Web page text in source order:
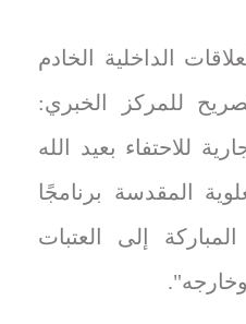
الداخلية الخادم
للمركز الخبري:
للاحتفاء بعيد الله
المقدسة برنامجًا
إلى العتبات